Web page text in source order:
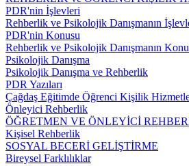
PDR'nin İşlevleri
Rehberlik ve Psikolojik Danışmanın
PDR'nin Konusu
Rehberlik ve Psikolojik Danışmanın
Psikolojik Danışma
Psikolojik Danışma ve Rehberlik
PDR Yazıları
Çağdaş Eğitimde Öğrenci Kişilik
Önleyici Rehberlik
ÖĞRETMEN VE ÖNLEYİCİ
Kişisel Rehberlik
SOSYAL BECERİ GELİŞTİRME
Bireysel Farklılıklar